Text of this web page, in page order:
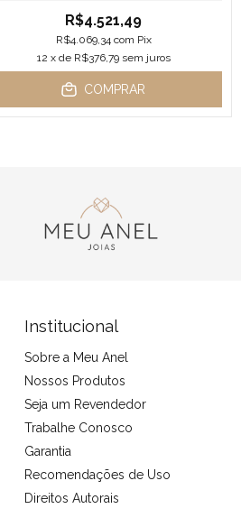
R$4.521,49
R$4.069,34 com Pix
12 x de R$376,79 sem juros
COMPRAR
Institucional
Sobre a Meu Anel
Nossos Produtos
Seja um Revendedor
Trabalhe Conosco
Garantia
Recomendações de Uso
Direitos Autorais